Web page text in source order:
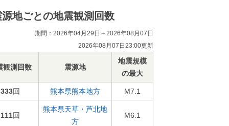
源地ごとの地震観測回数
期間：2026年04月29日～2026年08月07日
2026年08月07日23:00更新
観測回数 震源地
地震規模
の最大
333回 熊本県熊本地方 M7.1
111回
熊本県天草・芦北地
方
M6.1